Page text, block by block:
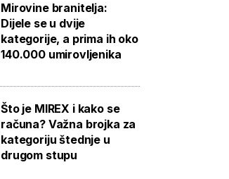
Mirovine branitelja:
Dijele se u dvije
kategorije, a prima ih oko
140.000 umirovljenika
Što je MIREX i kako se
računa? Važna brojka za
kategoriju štednje u
drugom stupu